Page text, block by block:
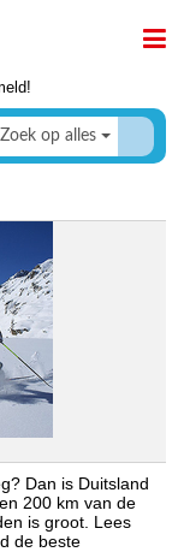
Zoek op alles
Dan is Duitsland
200 km van de
is groot. Lees
de beste